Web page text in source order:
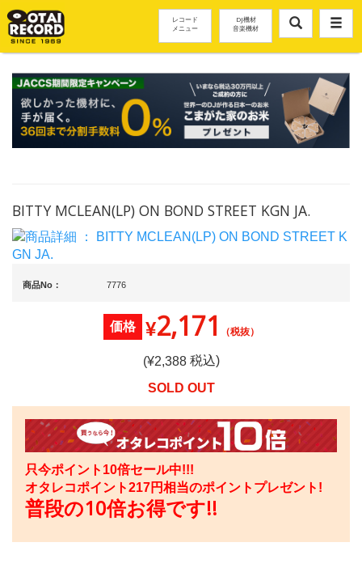
レコード
メニュー
DJ機材
音楽機材
BITTY MCLEAN(LP) ON BOND STREET KGN JA.
商品No： 7776
価格 ¥2,171 （税抜）
(¥2,388税込)
SOLD OUT
只今ポイント10倍セール中!!!
オタレコポイント217円相当のポイントプレゼント!
普段の10倍お得です!!